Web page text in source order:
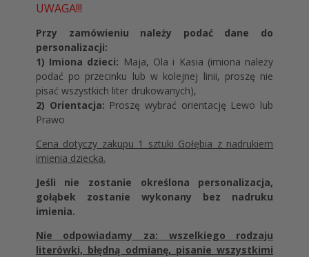
UWAGA!!!
Przy zamówieniu należy podać dane do
personalizacji:
1) Imiona dzieci: Maja, Ola i Kasia (imiona należy
podać po przecinku lub w kolejnej linii, proszę nie
pisać wszystkich liter drukowanych),
2) Orientacja: Proszę wybrać orientację Lewo lub
Prawo
Cena dotyczy zakupu 1 sztuki Gołębia z nadrukiem
imienia dziecka.
Jeśli nie zostanie określona personalizacja,
gołąbek zostanie wykonany bez nadruku
imienia.
Nie odpowiadamy za: wszelkiego rodzaju
literówki, błędną odmianę, pisanie wszystkimi